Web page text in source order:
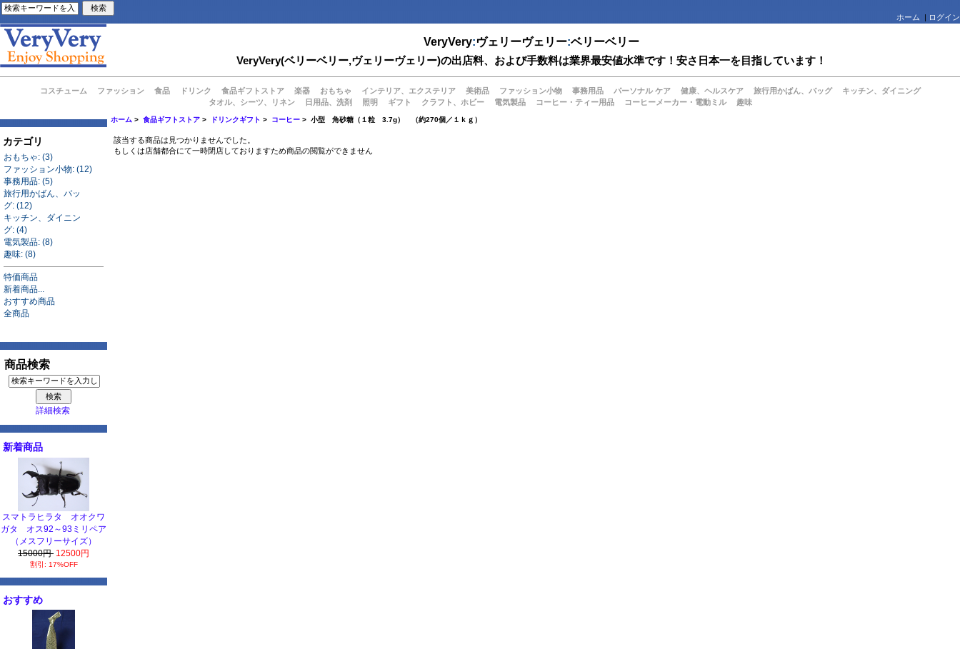
ホーム | ログイン
VeryVery:ヴェリーヴェリー:ベリーベリー
VeryVery(ベリーベリー,ヴェリーヴェリー)の出店料、および手数料は業界最安値水準です！安さ日本一を目指しています！
コスチューム ファッション 食品 ドリンク 食品ギフトストア 楽器 おもちゃ インテリア、エクステリア 美術品 ファッション小物 事務用品 パーソナル ケア 健康、ヘルスケア 旅行用かばん、バッグ
キッチン、ダイニング
タオル、シーツ、リネン
日用品、洗剤 照明 ギフト クラフト、ホビー 電気製品 コーヒー・ティー用品 コーヒーメーカー・電動ミル 趣味
カテゴリ
おもちゃ: (3)
ファッション小物: (12)
事務用品: (5)
旅行用かばん、バッ
グ: (12)
キッチン、ダイニン
グ: (4)
電気製品: (8)
趣味: (8)
特価商品
新着商品...
おすすめ商品
全商品
商品検索
詳細検索
新着商品
スマトラヒラタ オオクワ
ガタ オス92～93ミリペア
（メスフリーサイズ）
15000円 12500円
割引: 17%OFF
おすすめ
ホーム >食品ギフトストア > ドリンクギフト > コーヒー > 小型 角砂糖（１粒 3.7g） （約270個／１ｋｇ）
該当する商品は見つかりませんでした。
もしくは店舗都合にて一時閉店しておりますため商品の閲覧ができません